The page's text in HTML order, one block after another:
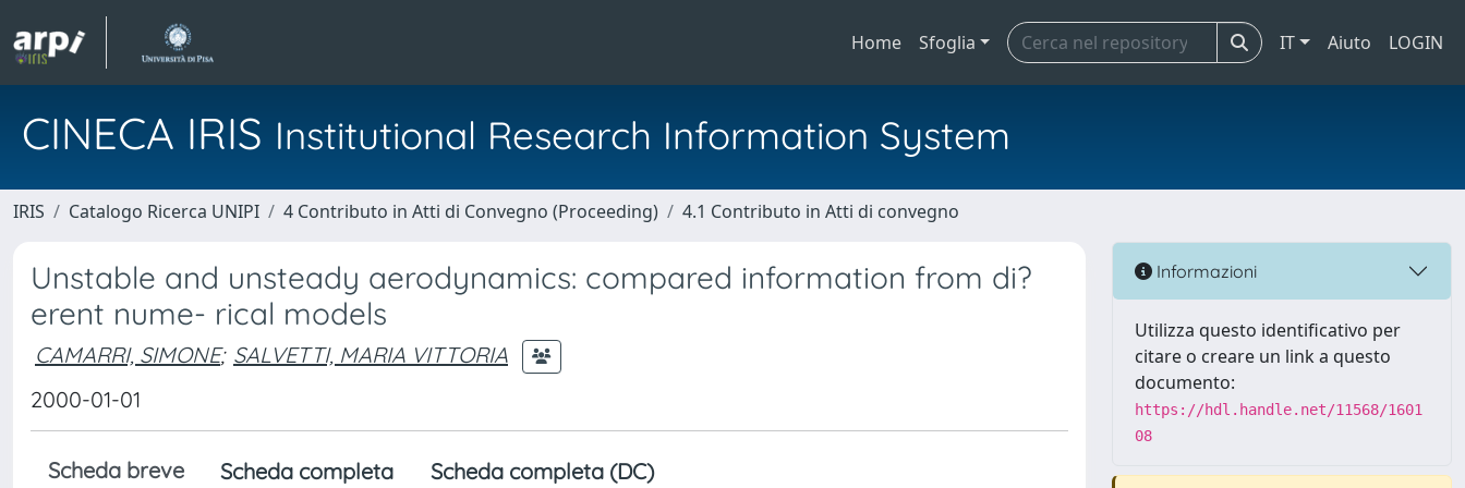
Home Sfoglia IT Aiuto LOGIN
CINECA IRIS Institutional Research Information System
IRIS Catalogo Ricerca UNIPI 4 Contributo in Atti di Convegno (Proceeding) 4.1 Contributo in Atti di convegno
Unstable and unsteady aerodynamics: compared information from di?
erent nume- rical models
CAMARRI, SIMONE; SALVETTI, MARIA VITTORIA
2000-01-01
Scheda breve Scheda completa Scheda completa (DC)
Informazioni
Utilizza questo identificativo per
citare o creare un link a questo
documento:
https://hdl.handle.net/11568/1601
08